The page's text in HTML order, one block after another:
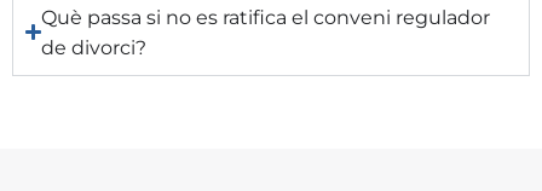
Què passa si no es ratifica el conveni regulador
de divorci?